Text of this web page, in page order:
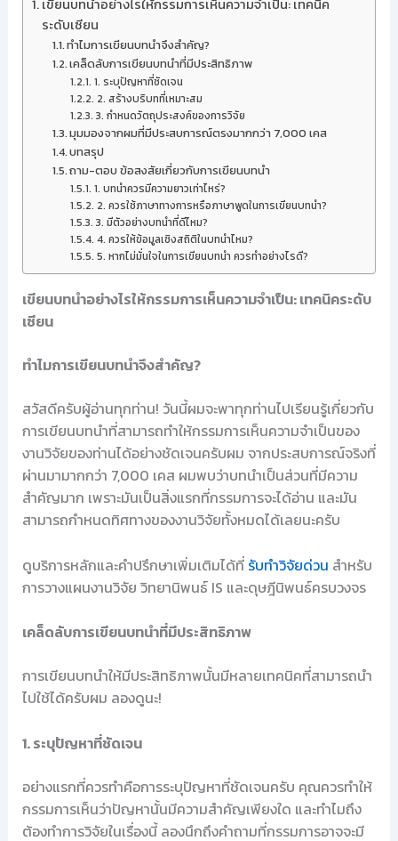
เขียนบทนำอย่างไรให้กรรมการเห็นความจำเป็น: เทคนิค
ระดับเซียน
ทำไมการเขียนบทนำจึงสำคัญ?
เคล็ดลับการเขียนบทนำที่มีประสิทธิภาพ
1. ระบุปัญหาที่ชัดเจน
2. สร้างบริบทที่เหมาะสม
3. กำหนดวัตถุประสงค์ของการวิจัย
มุมมองจากผมที่มีประสบการณ์ตรงมากกว่า 7,000 เคส
บทสรุป
ถาม-ตอบ ข้อสงสัยเกี่ยวกับการเขียนบทนำ
1. บทนำควรมีความยาวเท่าไหร่?
2. ควรใช้ภาษาทางการหรือภาษาพูดในการเขียนบทนำ?
3. มีตัวอย่างบทนำที่ดีไหม?
4. ควรให้ข้อมูลเชิงสถิติในบทนำไหม?
5. หากไม่มั่นใจในการเขียนบทนำ ควรทำอย่างไรดี?
เขียนบทนำอย่างไรให้กรรมการเห็นความจำเป็น: เทคนิคระดับ
เซียน
ทำไมการเขียนบทนำจึงสำคัญ?
สวัสดีครับผู้อ่านทุกท่าน! วันนี้ผมจะพาทุกท่านไปเรียนรู้เกี่ยวกับ
การเขียนบทนำที่สามารถทำให้กรรมการเห็นความจำเป็นของ
งานวิจัยของท่านได้อย่างชัดเจนครับผม จากประสบการณ์จริงที่
ผ่านมามากกว่า 7,000 เคส ผมพบว่าบทนำเป็นส่วนที่มีความ
สำคัญมาก เพราะมันเป็นสิ่งแรกที่กรรมการจะได้อ่าน และมัน
สามารถกำหนดทิศทางของงานวิจัยทั้งหมดได้เลยนะครับ
ดูบริการหลักและคำปรึกษาเพิ่มเติมได้ที่ รับทำวิจัยด่วน สำหรับ
การวางแผนงานวิจัย วิทยานิพนธ์ IS และดุษฎีนิพนธ์ครบวงจร
เคล็ดลับการเขียนบทนำที่มีประสิทธิภาพ
การเขียนบทนำให้มีประสิทธิภาพนั้นมีหลายเทคนิคที่สามารถนำ
ไปใช้ได้ครับผม ลองดูนะ!
1. ระบุปัญหาที่ชัดเจน
อย่างแรกที่ควรทำคือการระบุปัญหาที่ชัดเจนครับ คุณควรทำให้
กรรมการเห็นว่าปัญหานั้นมีความสำคัญเพียงใด และทำไมถึง
ต้องทำการวิจัยในเรื่องนี้ ลองนึกถึงคำถามที่กรรมการอาจจะมี